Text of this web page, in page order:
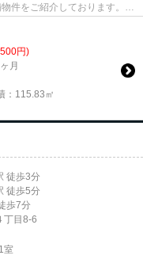
件をご紹介しております。
円)
月
：115.83㎡
徒歩3分
徒歩5分
歩7分
丁目8-6
1室